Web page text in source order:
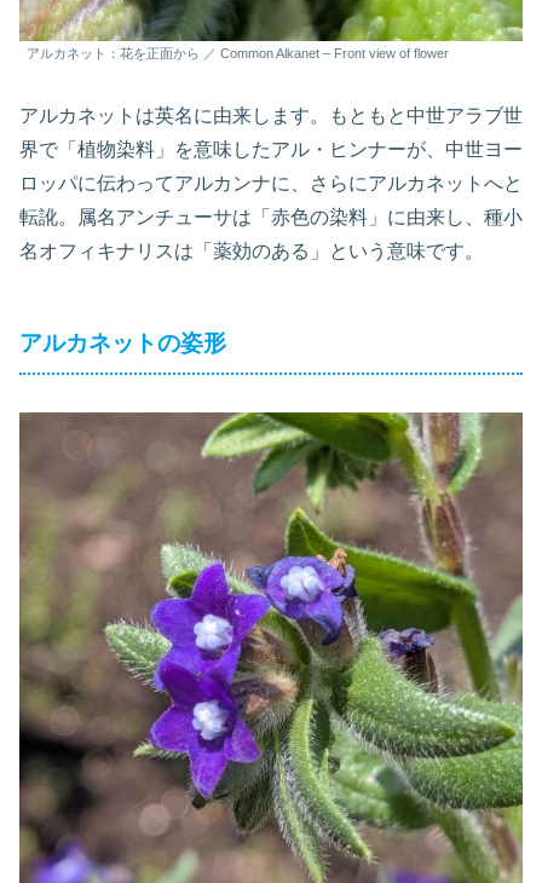
アルカネット：花を正面から ／ Common Alkanet – Front view of flower
アルカネットは英名に由来します。もともと中世アラブ世
界で「植物染料」を意味したアル・ヒンナーが、中世ヨー
ロッパに伝わってアルカンナに、さらにアルカネットへと
転訛。属名アンチューサは「赤色の染料」に由来し、種小
名オフィキナリスは「薬効のある」という意味です。
アルカネットの姿形